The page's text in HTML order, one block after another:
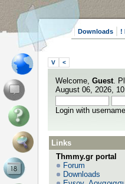
Downloads !
V <
Welcome, Guest.
August 06, 2026,
Login with
Links
Thmmy.gr portal
Forum
Downloads